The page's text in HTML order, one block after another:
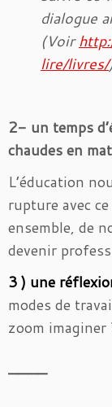
dialogue
(Voir
lire/livres/
2- un temps
chaudes en
L’éducation
rupture avec
ensemble, de
devenir
3 ) une
modes de
zoom imaginer
————